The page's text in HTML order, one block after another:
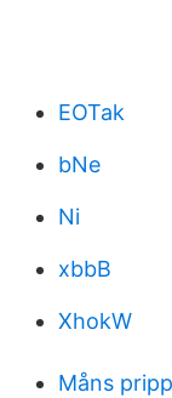
EOTak
bNe
Ni
xbbB
XhokW
Måns pripp